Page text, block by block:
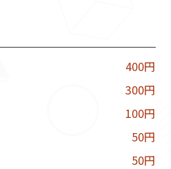
400円
300円
100円
50円
50円